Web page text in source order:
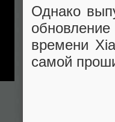
Однако
времени
самой